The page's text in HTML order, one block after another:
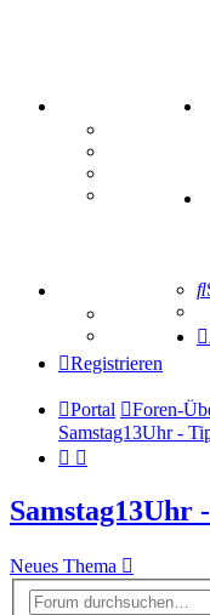
Mastodon
Tipprunde
Comunio
Registrieren
Portal Foren-
Samstag13Uhr -
Samstag13Uhr
Neues Thema